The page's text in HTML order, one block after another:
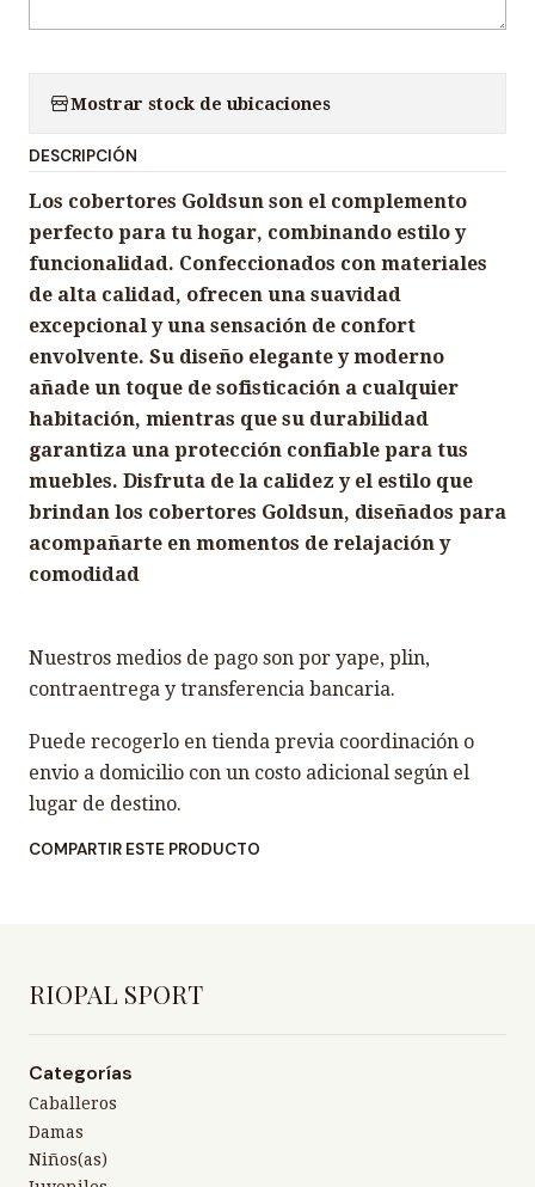
Mostrar stock de ubicaciones
DESCRIPCIÓN
Los cobertores Goldsun son el complemento
perfecto para tu hogar, combinando estilo y
funcionalidad. Confeccionados con materiales
de alta calidad, ofrecen una suavidad
excepcional y una sensación de confort
envolvente. Su diseño elegante y moderno
añade un toque de sofisticación a cualquier
habitación, mientras que su durabilidad
garantiza una protección confiable para tus
muebles. Disfruta de la calidez y el estilo que
brindan los cobertores Goldsun, diseñados para
acompañarte en momentos de relajación y
comodidad
Nuestros medios de pago son por yape, plin,
contraentrega y transferencia bancaria.
Puede recogerlo en tienda previa coordinación o
envio a domicilio con un costo adicional según el
lugar de destino.
COMPARTIR ESTE PRODUCTO
RIOPAL SPORT
Categorías
Caballeros
Damas
Niños(as)